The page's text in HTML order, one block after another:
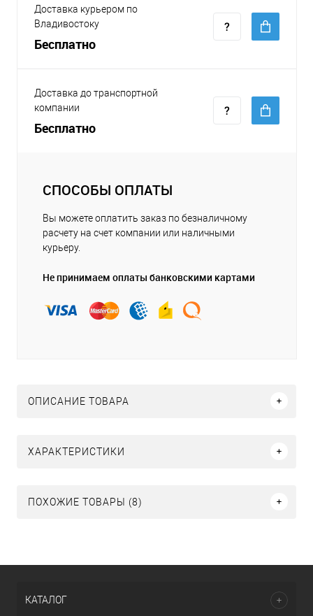
Доставка курьером по
Владивостоку
Бесплатно
Доставка до транспортной
компании
Бесплатно
СПОСОБЫ ОПЛАТЫ
Вы можете оплатить заказ по безналичному
расчету на счет компании или наличными
курьеру.
Не принимаем оплаты банковскими картами
ОПИСАНИЕ ТОВАРА
ХАРАКТЕРИСТИКИ
ПОХОЖИЕ ТОВАРЫ (8)
КАТАЛОГ